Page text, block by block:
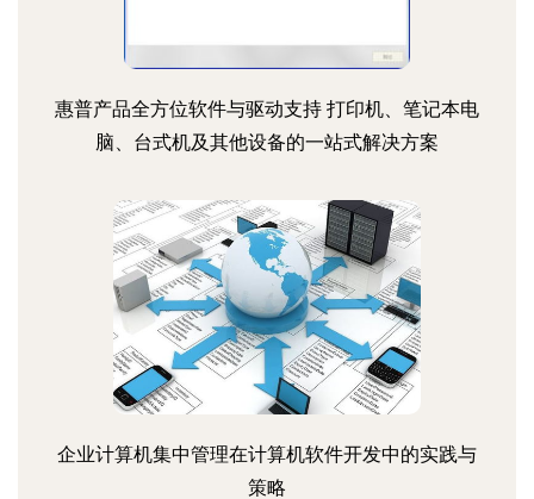
惠普产品全方位软件与驱动支持 打印机、笔记本电
脑、台式机及其他设备的一站式解决方案
企业计算机集中管理在计算机软件开发中的实践与
策略